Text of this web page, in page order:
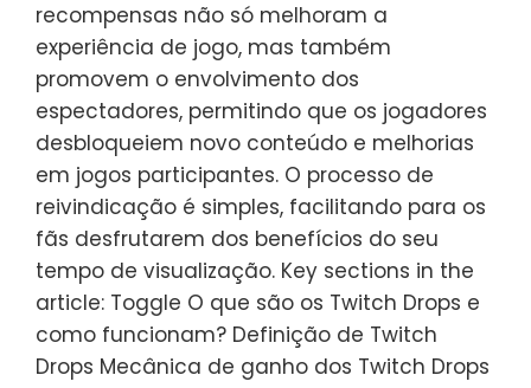
recompensas não só melhoram a
experiência de jogo, mas também
promovem o envolvimento dos
espectadores, permitindo que os jogadores
desbloqueiem novo conteúdo e melhorias
em jogos participantes. O processo de
reivindicação é simples, facilitando para os
fãs desfrutarem dos benefícios do seu
tempo de visualização. Key sections in the
article: Toggle O que são os Twitch Drops e
como funcionam? Definição de Twitch
Drops Mecânica de ganho dos Twitch Drops